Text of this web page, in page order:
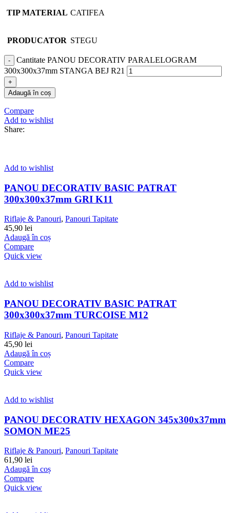
TIP MATERIAL CATIFEA
PRODUCATOR STEGU
Cantitate PANOU DECORATIV PARALELOGRAM
300x300x37mm STANGA BEJ R21
Adaugă în coș
Compare
Add to wishlist
Share:
Add to wishlist
PANOU DECORATIV BASIC PATRAT
300x300x37mm GRI K11
Riflaje & Panouri, Panouri Tapitate
45,90 lei
Adaugă în coș
Compare
Quick view
Add to wishlist
PANOU DECORATIV BASIC PATRAT
300x300x37mm TURCOISE M12
Riflaje & Panouri, Panouri Tapitate
45,90 lei
Adaugă în coș
Compare
Quick view
Add to wishlist
PANOU DECORATIV HEXAGON 345x300x37mm
SOMON ME25
Riflaje & Panouri, Panouri Tapitate
61,90 lei
Adaugă în coș
Compare
Quick view